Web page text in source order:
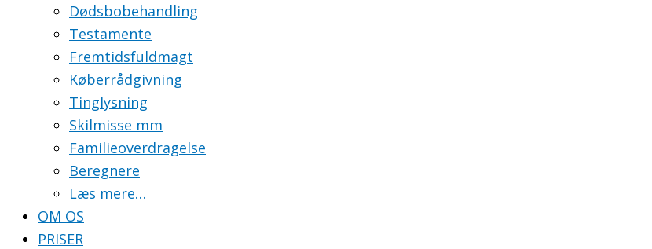
Dødsbobehandling
Testamente
Fremtidsfuldmagt
Køberrådgivning
Tinglysning
Skilmisse mm
Familieoverdragelse
Beregnere
Læs mere…
OM OS
PRISER